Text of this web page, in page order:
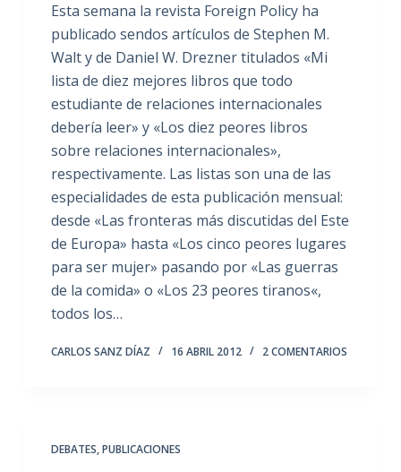
Esta semana la revista Foreign Policy ha
publicado sendos artículos de Stephen M.
Walt y de Daniel W. Drezner titulados «Mi
lista de diez mejores libros que todo
estudiante de relaciones internacionales
debería leer» y «Los diez peores libros
sobre relaciones internacionales»,
respectivamente. Las listas son una de las
especialidades de esta publicación mensual:
desde «Las fronteras más discutidas del Este
de Europa» hasta «Los cinco peores lugares
para ser mujer» pasando por «Las guerras
de la comida» o «Los 23 peores tiranos«,
todos los…
CARLOS SANZ DÍAZ 16 ABRIL 2012 2 COMENTARIOS
DEBATES,PUBLICACIONES